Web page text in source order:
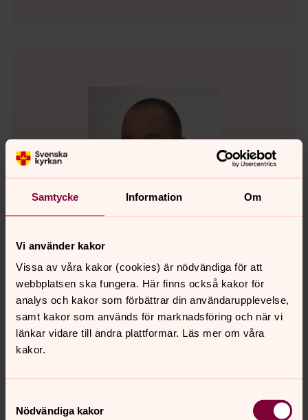
Samtycke Information Om
Vi använder kakor
Vissa av våra kakor (cookies) är nödvändiga för att
webbplatsen ska fungera. Här finns också kakor för
analys och kakor som förbättrar din användarupplevelse,
samt kakor som används för marknadsföring och när vi
länkar vidare till andra plattformar. Läs mer om våra
kakor.
Nödvändiga kakor
Peter Gyllenflykt
Örnsköldsviks södra pastorat
Direkt:
0660-29 97 55
E-post:
Tf föreståndare 27/7-25/10, Vaktmästare Nätra